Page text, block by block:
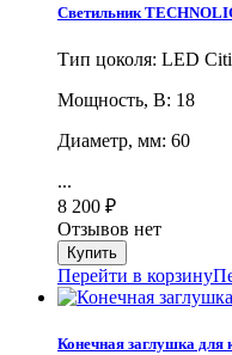
Светильник
Тип цоколя: LED
Мощность, В: 18
Диаметр, мм: 60
...
8 200 ₽
Отзывов нет
Перейти в корзину
Конечная заглушка для